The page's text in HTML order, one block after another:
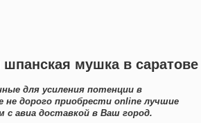
мушка в саратове
для усиления потенции в
дорого приобрести online лучшие
авиа доставкой в Ваш город.